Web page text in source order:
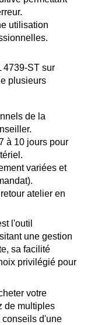
utilisation
4739-ST sur
plusieurs
de la
à 10 jours pour
variées et
atelier en
l'outil
une gestion
sa facilité
privilégié pour
votre
de multiples
conseils d'une